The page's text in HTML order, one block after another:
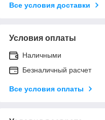
Все условия доставки
Условия оплаты
Наличными
Безналичный расчет
Все условия оплаты